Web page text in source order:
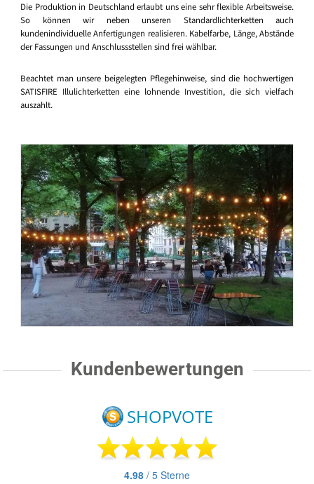
Die Produktion in Deutschland erlaubt uns eine sehr flexible Arbeitsweise.
So können wir neben unseren Standardlichterketten auch
kundenindividuelle Anfertigungen realisieren. Kabelfarbe, Länge, Abstände
der Fassungen und Anschlussstellen sind frei wählbar.
Beachtet man unsere beigelegten Pflegehinweise, sind die hochwertigen
SATISFIRE Illulichterketten eine lohnende Investition, die sich vielfach
auszahlt.
Kundenbewertungen